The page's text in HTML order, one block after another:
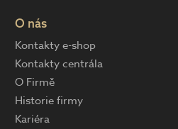
O nás
Kontakty e-shop
Kontakty centrála
O Firmě
Historie firmy
Kariéra